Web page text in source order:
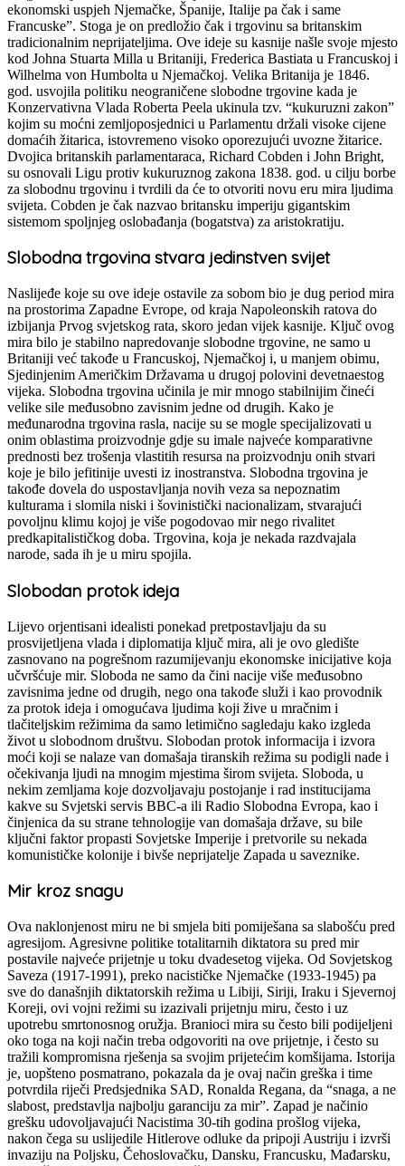
ekonomski uspjeh Njemačke, Španije, Italije pa čak i same
Francuske”. Stoga je on predložio čak i trgovinu sa britanskim
tradicionalnim neprijateljima. Ove ideje su kasnije našle svoje mjesto
kod Johna Stuarta Milla u Britaniji, Frederica Bastiata u Francuskoj i
Wilhelma von Humbolta u Njemačkoj. Velika Britanija je 1846.
god. usvojila politiku neograničene slobodne trgovine kada je
Konzervativna Vlada Roberta Peela ukinula tzv. “kukuruzni zakon”
kojim su moćni zemljoposjednici u Parlamentu držali visoke cijene
domaćih žitarica, istovremeno visoko oporezujući uvozne žitarice.
Dvojica britanskih parlamentaraca, Richard Cobden i John Bright,
su osnovali Ligu protiv kukuruznog zakona 1838. god. u cilju borbe
za slobodnu trgovinu i tvrdili da će to otvoriti novu eru mira ljudima
svijeta. Cobden je čak nazvao britansku imperiju gigantskim
sistemom spoljnjeg oslobađanja (bogatstva) za aristokratiju.
Slobodna trgovina stvara jedinstven svijet
Naslijeđe koje su ove ideje ostavile za sobom bio je dug period mira
na prostorima Zapadne Evrope, od kraja Napoleonskih ratova do
izbijanja Prvog svjetskog rata, skoro jedan vijek kasnije. Ključ ovog
mira bilo je stabilno napredovanje slobodne trgovine, ne samo u
Britaniji već takođe u Francuskoj, Njemačkoj i, u manjem obimu,
Sjedinjenim Američkim Državama u drugoj polovini devetnaestog
vijeka. Slobodna trgovina učinila je mir mnogo stabilnijim čineći
velike sile međusobno zavisnim jedne od drugih. Kako je
međunarodna trgovina rasla, nacije su se mogle specijalizovati u
onim oblastima proizvodnje gdje su imale najveće komparativne
prednosti bez trošenja vlastitih resursa na proizvodnju onih stvari
koje je bilo jefitinije uvesti iz inostranstva. Slobodna trgovina je
takođe dovela do uspostavljanja novih veza sa nepoznatim
kulturama i slomila niski i šovinistički nacionalizam, stvarajući
povoljnu klimu kojoj je više pogodovao mir nego rivalitet
predkapitalističkog doba. Trgovina, koja je nekada razdvajala
narode, sada ih je u miru spojila.
Slobodan protok ideja
Lijevo orjentisani idealisti ponekad pretpostavljaju da su
prosvijetljena vlada i diplomatija ključ mira, ali je ovo gledište
zasnovano na pogrešnom razumijevanju ekonomske inicijative koja
učvršćuje mir. Sloboda ne samo da čini nacije više međusobno
zavisnima jedne od drugih, nego ona takođe služi i kao provodnik
za protok ideja i omogućava ljudima koji žive u mračnim i
tlačiteljskim režimima da samo letimično sagledaju kako izgleda
život u slobodnom društvu. Slobodan protok informacija i izvora
moći koji se nalaze van domašaja tiranskih režima su podigli nade i
očekivanja ljudi na mnogim mjestima širom svijeta. Sloboda, u
nekim zemljama koje dozvoljavaju postojanje i rad institucijama
kakve su Svjetski servis BBC-a ili Radio Slobodna Evropa, kao i
činjenica da su strane tehnologije van domašaja države, su bile
ključni faktor propasti Sovjetske Imperije i pretvorile su nekada
komunističke kolonije i bivše neprijatelje Zapada u saveznike.
Mir kroz snagu
Ova naklonjenost miru ne bi smjela biti pomiješana sa slabošću pred
agresijom. Agresivne politike totalitarnih diktatora su pred mir
postavile najveće prijetnje u toku dvadesetog vijeka. Od Sovjetskog
Saveza (1917-1991), preko nacističke Njemačke (1933-1945) pa
sve do današnjih diktatorskih režima u Libiji, Siriji, Iraku i Sjevernoj
Koreji, ovi vojni režimi su izazivali prijetnju miru, često i uz
upotrebu smrtonosnog oružja. Branioci mira su često bili podijeljeni
oko toga na koji način treba odgovoriti na ove prijetnje, i često su
tražili kompromisna rješenja sa svojim prijetećim komšijama. Istorija
je, uopšteno posmatrano, pokazala da je ovaj način greška i time
potvrdila riječi Predsjednika SAD, Ronalda Regana, da “snaga, a ne
slabost, predstavlja najbolju garanciju za mir”. Zapad je načinio
grešku udovoljavajući Nacistima 30-tih godina prošlog vijeka,
nakon čega su uslijedile Hitlerove odluke da pripoji Austriju i izvrši
invaziju na Poljsku, Čehoslovačku, Dansku, Francusku, Mađarsku,